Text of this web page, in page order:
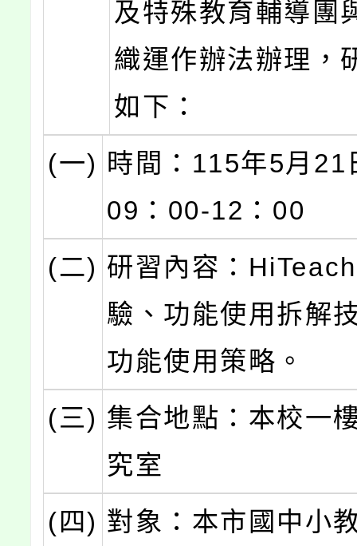
及特殊教育輔導團
織運作辦法辦理，
如下：
(一) 時間：115年5月21
09：00-12：00
(二) 研習內容：
驗、功能使用拆解
功能使用策略。
(三) 集合地點：本校一
究室
(四) 對象：本市國中小